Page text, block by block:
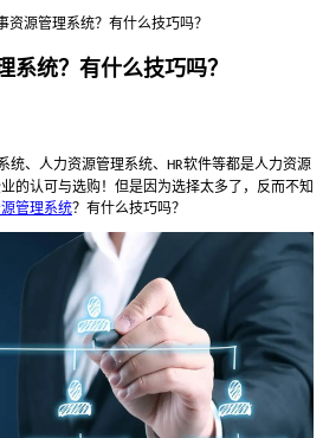
资源管理系统？有什么技巧吗？
系统？有什么技巧吗？
统、人力资源管理系统、 HR软件等都是人力资源
的认可与选购！但是因为选择太多了，反而不知
管理系统？有什么技巧吗？